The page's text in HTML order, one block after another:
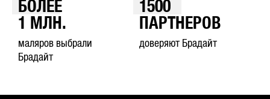
БОЛЕЕ
1
МЛН.
маляров выбрали
Брадайт
1500
ПАРТНЕРОВ
доверяют Брадайт